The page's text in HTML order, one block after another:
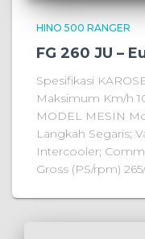
HINO 500 RANGER
FG 260 JU –
Spesifikasi
Maksimum Km/h
MODEL MESIN
Langkah Segaris;
Intercooler;
Gross (PS/rpm)